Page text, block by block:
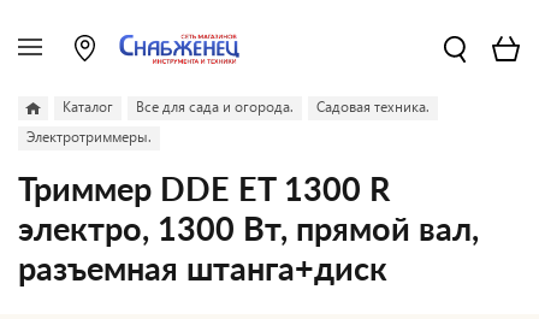
Каталог Все для сада и огорода.
Садовая техника.
Электротриммеры.
Триммер DDE ET 1300 R
электро, 1300 Вт, прямой вал,
разъемная штанга+диск